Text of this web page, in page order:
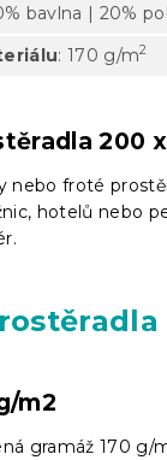
bavlna | 20%
: 170 g/m2
200
nebo froté
hotelů nebo
m2
gramáž 170 g/